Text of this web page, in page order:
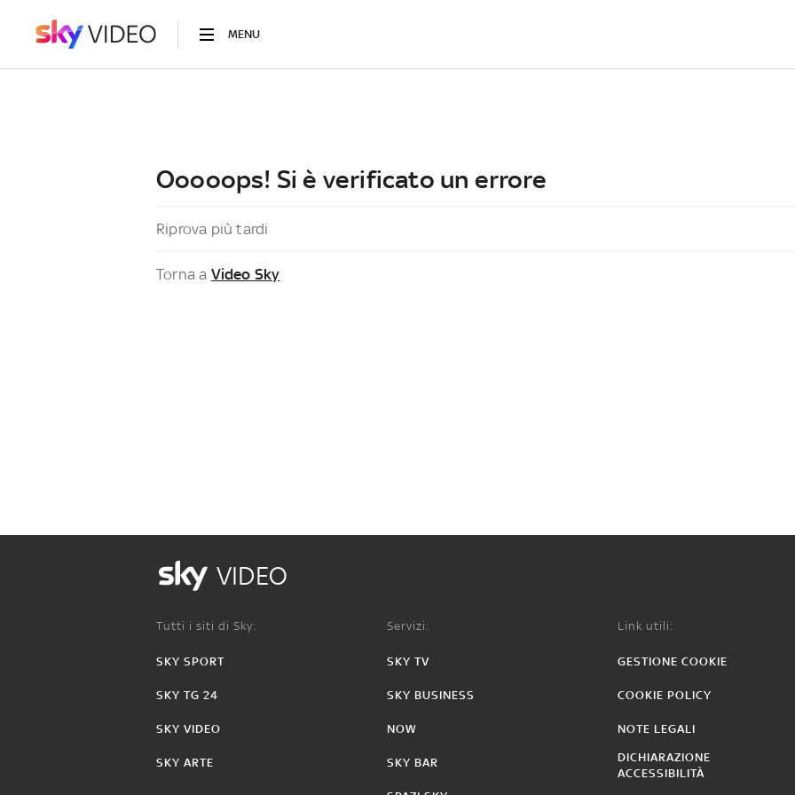
MENU
Ooooops! Si è verificato un errore
Riprova più tardi
Torna a Video Sky
VIDEO
Tutti i siti di Sky:
SKY SPORT
SKY TG 24
SKY VIDEO
SKY ARTE
Servizi:
SKY TV
SKY BUSINESS
NOW
SKY BAR
Link utili:
GESTIONE COOKIE
COOKIE POLICY
NOTE LEGALI
DICHIARAZIONE
ACCESSIBILITÀ